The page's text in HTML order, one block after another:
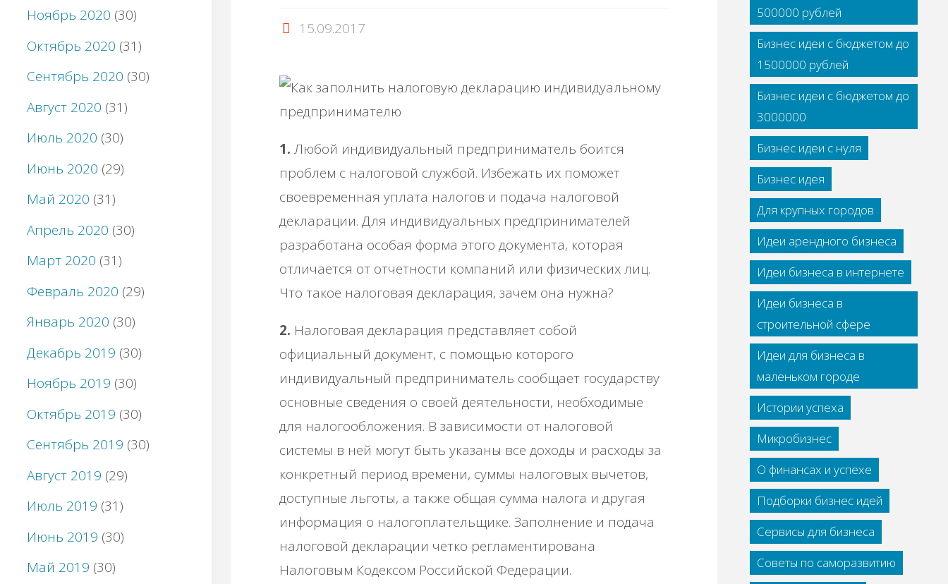
15.09.2017
1. Любой индивидуальный предприниматель боится
проблем с налоговой службой. Избежать их поможет
своевременная уплата налогов и подача налоговой
декларации. Для индивидуальных предпринимателей
разработана особая форма этого документа, которая
отличается от отчетности компаний или физических лиц.
Что такое налоговая декларация, зачем она нужна?
2. Налоговая декларация представляет собой
официальный документ, с помощью которого
индивидуальный предприниматель сообщает государству
основные сведения о своей деятельности, необходимые
для налогообложения. В зависимости от налоговой
системы в ней могут быть указаны все доходы и расходы за
конкретный период времени, суммы налоговых вычетов,
доступные льготы, а также общая сумма налога и другая
информация о налогоплательщике. Заполнение и подача
налоговой декларации четко регламентирована
Налоговым Кодексом Российской Федерации.
Ноябрь 2020 (30)
Октябрь 2020 (31)
Сентябрь 2020 (30)
Август 2020 (31)
Июль 2020 (30)
Июнь 2020 (29)
Май 2020 (31)
Апрель 2020 (30)
Март 2020 (31)
Февраль 2020 (29)
Январь 2020 (30)
Декабрь 2019 (30)
Ноябрь 2019 (30)
Октябрь 2019 (30)
Сентябрь 2019 (30)
Август 2019 (29)
Июль 2019 (31)
Июнь 2019 (30)
Май 2019 (30)
500000 рублей
Бизнес идеи с бюджетом до
1500000 рублей
Бизнес идеи с бюджетом до
3000000
Бизнес идеи с нуля
Бизнес идея
Для крупных городов
Идеи арендного бизнеса
Идеи бизнеса в интернете
Идеи бизнеса в
строительной сфере
Идеи для бизнеса в
маленьком городе
Истории успеха
Микробизнес
О финансах и успехе
Подборки бизнес идей
Сервисы для бизнеса
Советы по саморазвитию